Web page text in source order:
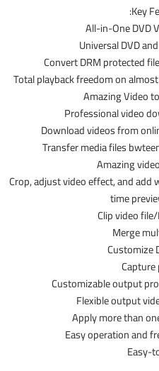
Key
– Crop, adjust video effect, and
time